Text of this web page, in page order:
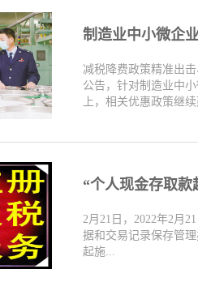
制造业中小微企
减税降费政策精准出
公告，针对制造业中
上，相关优惠政策继
“个人现金存取款
2月21日，2022年2月
据和交易记录保存管
起施...